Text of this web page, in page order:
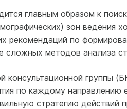
главным образом к
зон ведения
рекомендаций по
сложных методов анализа
консультационной группы
по каждому направлению
стратегию действий